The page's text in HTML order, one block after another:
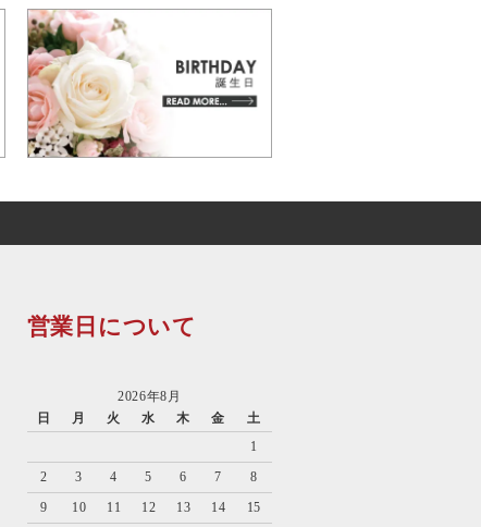
営業日について
2026年8月
日
月 火 水 木 金
土
1
2
3 4 5 6 7
8
9
10 11 12 13 14
15